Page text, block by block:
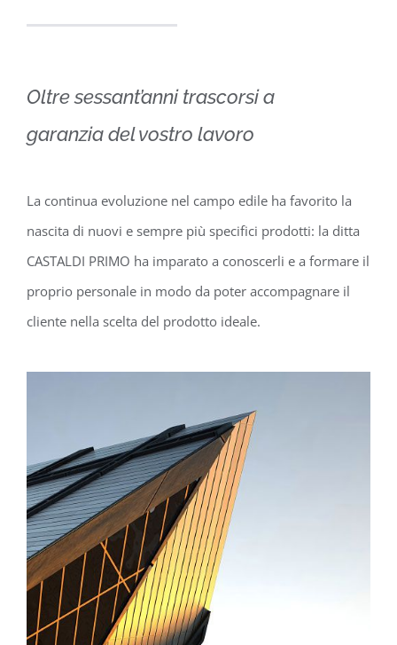
Oltre sessant’anni trascorsi a
garanzia del vostro lavoro
La continua evoluzione nel campo edile ha favorito la
nascita di nuovi e sempre più specifici prodotti: la ditta
CASTALDI PRIMO ha imparato a conoscerli e a formare il
proprio personale in modo da poter accompagnare il
cliente nella scelta del prodotto ideale.